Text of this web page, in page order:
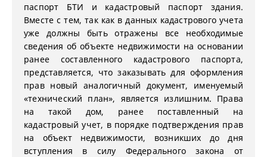
паспорт БТИ и кадастровый паспорт здания.
Вместе с тем, так как в данных кадастрового учета
уже должны быть отражены все необходимые
сведения об объекте недвижимости на основании
ранее составленного кадастрового паспорта,
представляется, что заказывать для оформления
прав новый аналогичный документ, именуемый
«технический план», является излишним. Права
на такой дом, ранее поставленный на
кадастровый учет, в порядке подтверждения прав
на объект недвижимости, возникших до дня
вступления в силу Федерального закона от